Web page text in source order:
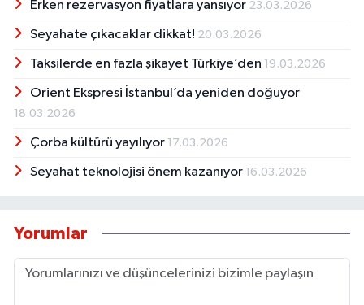
Erken rezervasyon fiyatlara yansıyor 23.03.2026
Seyahate çıkacaklar dikkat! 20.03.2026
Taksilerde en fazla şikayet Türkiye’den 19.03.2026
Orient Ekspresi İstanbul’da yeniden doğuyor
18.03.2026
Çorba kültürü yayılıyor 17.03.2026
Seyahat teknolojisi önem kazanıyor 16.03.2026
Yorumlar